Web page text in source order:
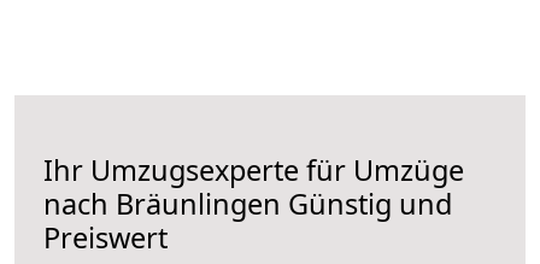
Ihr Umzugsexperte für Umzüge
nach Bräunlingen Günstig und
Preiswert